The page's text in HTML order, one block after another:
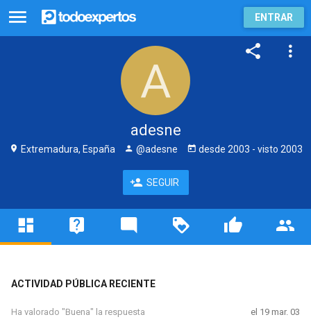
ENTRAR
adesne
Extremadura, España @adesne desde 2003 - visto 2003
SEGUIR
ACTIVIDAD PÚBLICA RECIENTE
Ha valorado "Buena" la respuesta el 19 mar. 03